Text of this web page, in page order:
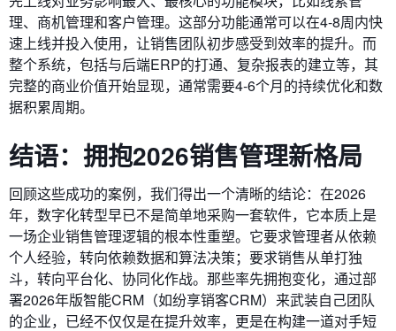
理、商机管理和客户管理。这部分功能通常可以在4-8周内快
速上线并投入使用，让销售团队初步感受到效率的提升。而
整个系统，包括与后端ERP的打通、复杂报表的建立等，其
完整的商业价值开始显现，通常需要4-6个月的持续优化和数
据积累周期。
结语：拥抱2026销售管理新格局
回顾这些成功的案例，我们得出一个清晰的结论：在2026
年，数字化转型早已不是简单地采购一套软件，它本质上是
一场企业销售管理逻辑的根本性重塑。它要求管理者从依赖
个人经验，转向依赖数据和算法决策；要求销售从单打独
斗，转向平台化、协同化作战。那些率先拥抱变化，通过部
署2026年版智能CRM（如纷享销客CRM）来武装自己团队
的企业，已经不仅仅是在提升效率，更是在构建一道对手短